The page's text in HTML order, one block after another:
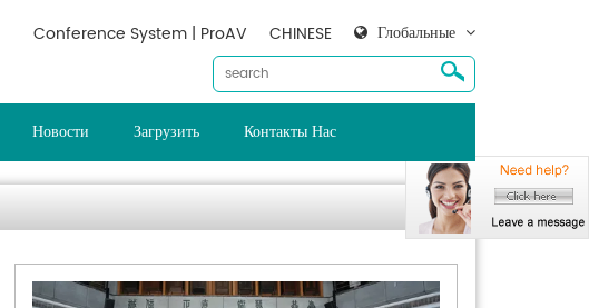
Глобальные
CHINESE
Conference System | ProAV
Новости Загрузить Контакты Нас